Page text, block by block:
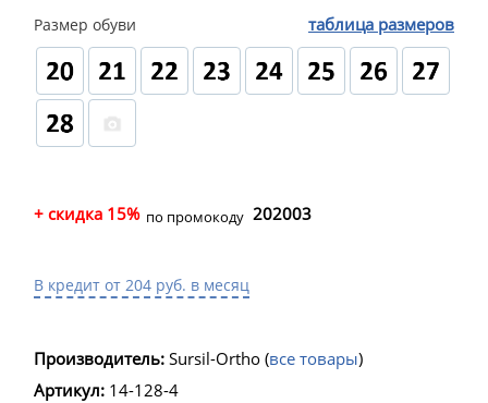
Размер обуви таблица размеров
+ скидка 15% по промокоду 202003
В кредит от 204 руб. в месяц
Производитель: Sursil-Ortho (все товары)
Артикул: 14-128-4